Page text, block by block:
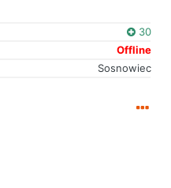
30
Offline
Sosnowiec